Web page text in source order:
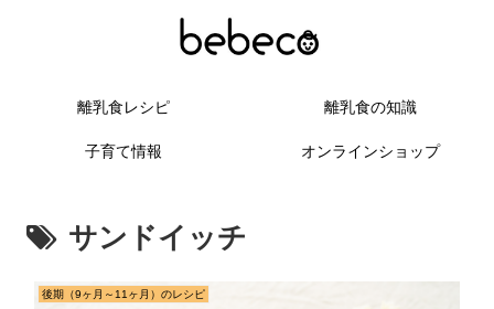
離乳食レシピ 離乳食の知識
子育て情報 オンラインショップ
サンドイッチ
後期（9ヶ月～11ヶ月）のレシピ